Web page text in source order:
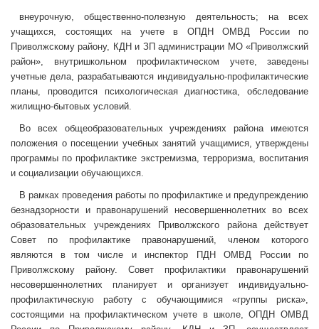
внеурочную, общественно-полезную деятельность; на всех
учащихся, состоящих на учете в ОПДН ОМВД России по
Приволжскому району, КДН и ЗП администрации МО «Приволжский
район», внутришкольном профилактическом учете, заведены
учетные дела, разрабатываются индивидуально-профилактические
планы, проводится психологическая диагностика, обследование
жилищно-бытовых условий.
Во всех общеобразовательных учреждениях района имеются
положения о посещении учебных занятий учащимися, утверждены
программы по профилактике экстремизма, терроризма, воспитания
и социализации обучающихся.
В рамках проведения работы по профилактике и предупреждению
безнадзорности и правонарушений несовершеннолетних во всех
образовательных учреждениях Приволжского района действует
Совет по профилактике правонарушений, членом которого
являются в том числе и инспектор ПДН ОМВД России по
Приволжскому району. Совет профилактики правонарушений
несовершеннолетних планирует и организует индивидуально-
профилактическую работу с обучающимися «группы риска»,
состоящими на профилактическом учете в школе, ОПДН ОМВД